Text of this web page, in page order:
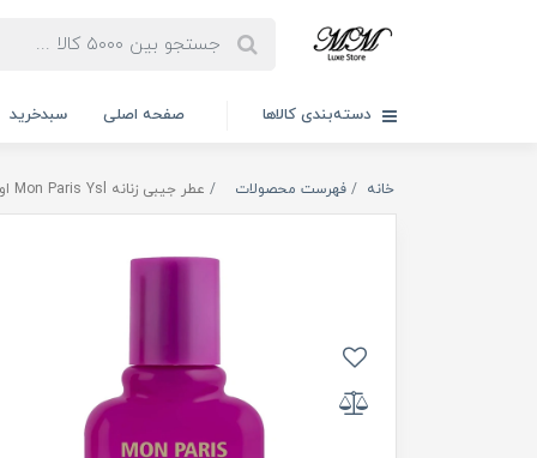
دسته‌بندی کالاها صفحه اصلی سبدخرید
خانه فهرست محصولات عطر جیبی زنانه Mon Paris Ysl اولترا 30ml